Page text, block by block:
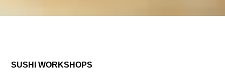
SUSHI WORKSHOPS